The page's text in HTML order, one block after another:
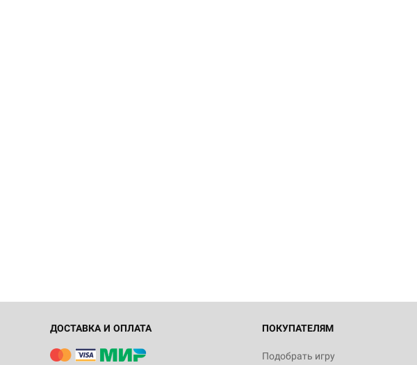
ДОСТАВКА И ОПЛАТА ПОКУПАТЕЛЯМ
Подобрать игру